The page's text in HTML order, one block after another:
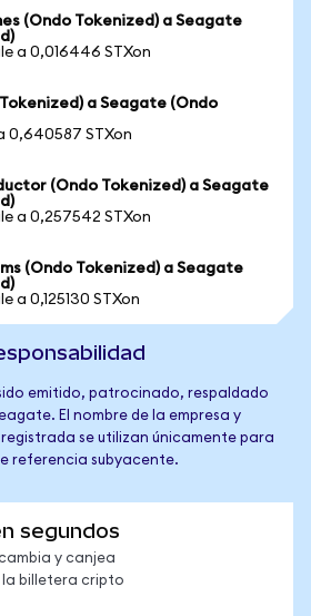
(Ondo Tokenized) a Seagate
a 0,016446 STXon
a Seagate (Ondo
0,640587 STXon
(Ondo Tokenized) a Seagate
a 0,257542 STXon
(Ondo Tokenized) a Seagate
a 0,125130 STXon
emitido, patrocinado, respaldado
El nombre de la empresa y
se utilizan únicamente para
referencia subyacente.
segundos
y canjea
la billetera cripto